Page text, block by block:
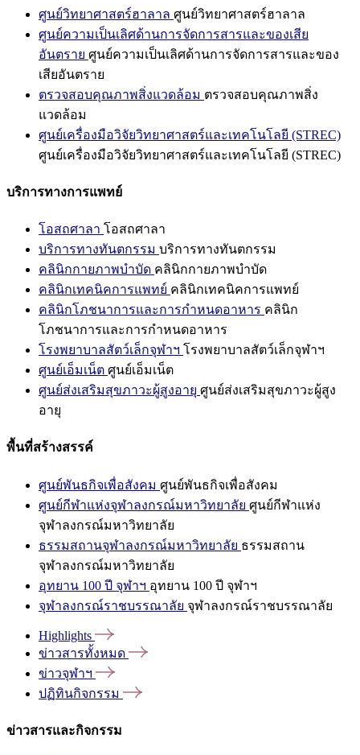
ศูนย์วิทยาศาสตร์ฮาลาล ศูนย์วิทยาศาสตร์ฮาลาล
ศูนย์ความเป็นเลิศด้านการจัดการสารและของเสีย
อันตราย ศูนย์ความเป็นเลิศด้านการจัดการสารและของ
เสียอันตราย
ตรวจสอบคุณภาพสิ่งแวดล้อม ตรวจสอบคุณภาพสิ่ง
แวดล้อม
ศูนย์เครื่องมือวิจัยวิทยาศาสตร์และเทคโนโลยี (STREC)
ศูนย์เครื่องมือวิจัยวิทยาศาสตร์และเทคโนโลยี (STREC)
บริการทางการแพทย์
โอสถศาลา โอสถศาลา
บริการทางทันตกรรม บริการทางทันตกรรม
คลินิกกายภาพบำบัด คลินิกกายภาพบำบัด
คลินิกเทคนิคการแพทย์ คลินิกเทคนิคการแพทย์
คลินิกโภชนาการและการกำหนดอาหาร คลินิก
โภชนาการและการกำหนดอาหาร
โรงพยาบาลสัตว์เล็กจุฬาฯ โรงพยาบาลสัตว์เล็กจุฬาฯ
ศูนย์เอ็มเน็ต ศูนย์เอ็มเน็ต
ศูนย์ส่งเสริมสุขภาวะผู้สูงอายุ ศูนย์ส่งเสริมสุขภาวะผู้สูง
อายุ
พื้นที่สร้างสรรค์
ศูนย์พันธกิจเพื่อสังคม ศูนย์พันธกิจเพื่อสังคม
ศูนย์กีฬาแห่งจุฬาลงกรณ์มหาวิทยาลัย ศูนย์กีฬาแห่ง
จุฬาลงกรณ์มหาวิทยาลัย
ธรรมสถานจุฬาลงกรณ์มหาวิทยาลัย ธรรมสถาน
จุฬาลงกรณ์มหาวิทยาลัย
อุทยาน 100 ปี จุฬาฯ อุทยาน 100 ปี จุฬาฯ
จุฬาลงกรณ์ราชบรรณาลัย จุฬาลงกรณ์ราชบรรณาลัย
Highlights
ข่าวสารทั้งหมด
ข่าวจุฬาฯ
ปฏิทินกิจกรรม
ข่าวสารและกิจกรรม